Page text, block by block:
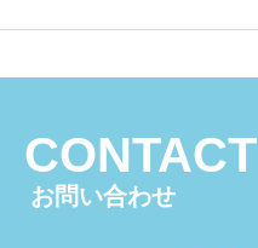
CONTACT
お問い合わせ